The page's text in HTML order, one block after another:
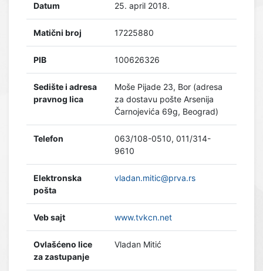
Datum 25. april 2018.
Matični broj 17225880
PIB 100626326
Sedište i adresa
pravnog lica
Moše Pijade 23, Bor (adresa
za dostavu pošte Arsenija
Čarnojevića 69g, Beograd)
Telefon
063/108-0510, 011/314-
9610
Elektronska
pošta
vladan.mitic@prva.rs
Veb sajt www.tvkcn.net
Ovlašćeno lice
za zastupanje
Vladan Mitić